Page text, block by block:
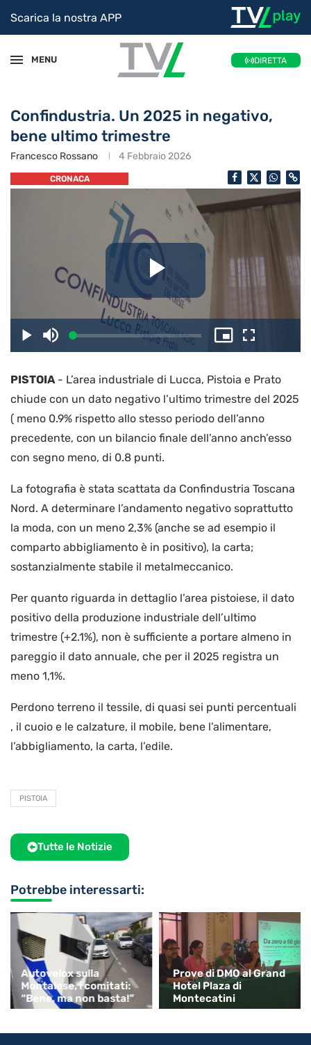
Scarica la nostra APP
MENU DIRETTA
Confindustria. Un 2025 in negativo,
bene ultimo trimestre
Francesco Rossano 4 Febbraio 2026
CRONACA
il
video
PlayDisattiva
l’audio
Caricato:
2.83%
Picture-
in-
Schermo
intero
PISTOIA- L’area industriale di Lucca, Pistoia e Prato
chiude con un dato negativo l’ultimo trimestre del 2025
( meno 0.9% rispetto allo stesso periodo dell’anno
precedente, con un bilancio finale dell’anno anch’esso
con segno meno, di 0.8 punti.
La fotografia è stata scattata da Confindustria Toscana
Nord. A determinare l’andamento negativo soprattutto
la moda, con un meno 2,3% (anche se ad esempio il
comparto abbigliamento è in positivo), la carta;
sostanzialmente stabile il metalmeccanico.
Per quanto riguarda in dettaglio l’area pistoiese, il dato
positivo della produzione industriale dell’ultimo
trimestre (+2.1%), non è sufficiente a portare almeno in
pareggio il dato annuale, che per il 2025 registra un
meno 1,1%.
Perdono terreno il tessile, di quasi sei punti percentuali
, il cuoio e le calzature, il mobile, bene l’alimentare,
l’abbigliamento, la carta, l’edile.
PISTOIA
Tutte le Notizie
Potrebbe interessarti:
Autovelox sulla
Montalese, i comitati:
“Bene, ma non basta!”
Prove di DMO al Grand
Hotel Plaza di
Montecatini